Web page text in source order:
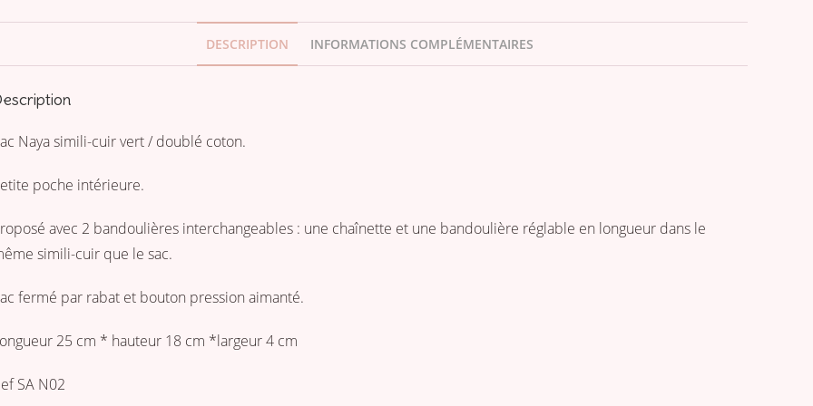
DESCRIPTION INFORMATIONS COMPLÉMENTAIRES
Naya simili-cuir vert / doublé coton.
poche intérieure.
avec 2 bandoulières interchangeables : une chaînette et une bandoulière réglable en longueur dans le
simili-cuir que le sac.
fermé par rabat et bouton pression aimanté.
25 cm * hauteur 18 cm *largeur 4 cm
SA N02